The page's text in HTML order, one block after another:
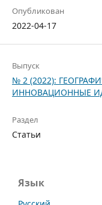
Опубликован
2022-04-17
Выпуск
№ 2 (2022):
ИННОВАЦИОННЫЕ
Раздел
Статьи
Язык